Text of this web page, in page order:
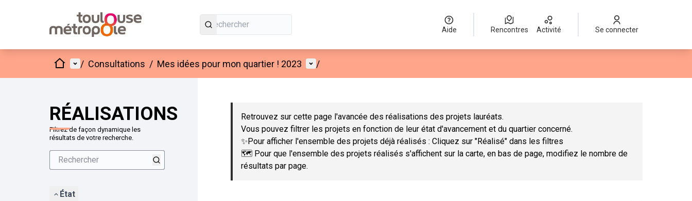
Aide Rencontres Activité Se connecter
AccueilMenu principal
/ Consultations / Mes idées pour mon quartier ! 2023 Menu utilisateur
/
RÉALISATIONS
Filtrez de façon dynamique les
résultats de votre recherche.
État
Passer la carte
Retrouvez sur cette page l'avancée des réalisations des projets lauréats.
Vous pouvez filtrer les projets en fonction de leur état d'avancement et du quartier concerné.
✨Pour afficher l'ensemble des projets déjà réalisés : Cliquez sur "Réalisé" dans les filtres
🗺️ Pour que l'ensemble des projets réalisés s'affichent sur la carte, en bas de page, modifiez le nombre de
résultats par page.